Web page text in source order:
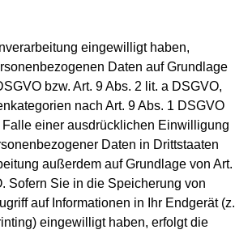
eingewilligt haben,
Daten auf Grundlage
bzw. Art. 9 Abs. 2 lit. a DSGVO,
nach Art. 9 Abs. 1 DSGVO
einer ausdrücklichen Einwilligung
Daten in Drittstaaten
außerdem auf Grundlage von Art.
Sofern Sie in die Speicherung von
auf Informationen in Ihr Endgerät (z.
eingewilligt haben, erfolgt die